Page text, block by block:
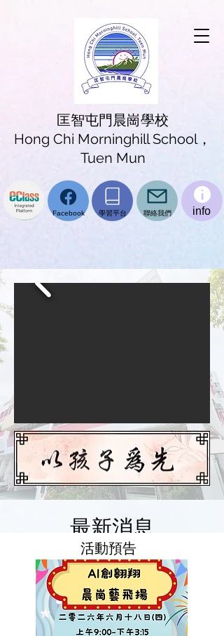
匡智屯門晨崗學校
Hong Chi Morninghill School，
Tuen Mun
Facebook 學習平台 聯絡我們 info
​最新消息
​活動預告